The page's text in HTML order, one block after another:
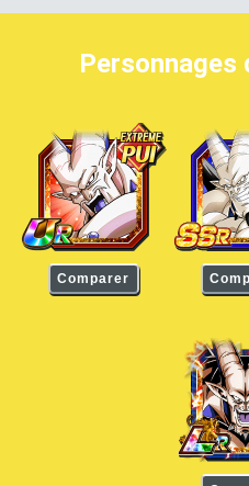
Personnages
Comparer
Oméga Shenron Oméga
Oméga